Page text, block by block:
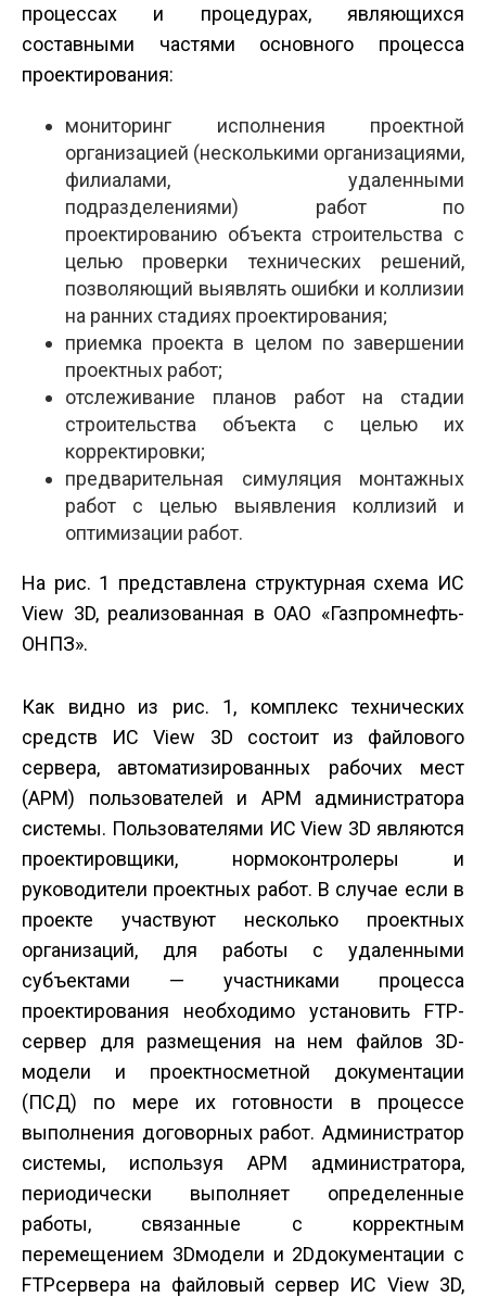
процессах и процедурах, являющихся
составными частями основного процесса
проектирования:
мониторинг исполнения проектной
организацией (несколькими организациями,
филиалами, удаленными
подразделениями) работ по
проектированию объекта строительства с
целью проверки технических решений,
позволяющий выявлять ошибки и коллизии
на ранних стадиях проектирования;
приемка проекта в целом по завершении
проектных работ;
отслеживание планов работ на стадии
строительства объекта с целью их
корректировки;
предварительная симуляция монтажных
работ с целью выявления коллизий и
оптимизации работ.
На рис. 1 представлена структурная схема ИС
View 3D, реализованная в ОАО «Газпромнефть­
ОНПЗ».
Как видно из рис. 1, комплекс технических
средств ИС View 3D состоит из файлового
сервера, автоматизированных рабочих мест
(АРМ) пользователей и АРМ администратора
системы. Пользователями ИС View 3D являются
проектировщики, нормоконтролеры и
руководители проектных работ. В случае если в
проекте участвуют несколько проектных
организаций, для работы с удаленными
субъектами — участниками процесса
проектирования необходимо установить FTP­
сервер для размещения на нем файлов 3D­
модели и проектно­сметной документации
(ПСД) по мере их готовности в процессе
выполнения договорных работ. Администратор
системы, используя АРМ администратора,
периодически выполняет определенные
работы, связанные с корректным
перемещением 3D­модели и 2D­документации с
FTP­сервера на файловый сервер ИС View 3D,